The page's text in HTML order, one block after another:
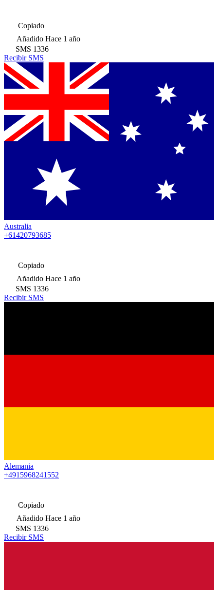
Copiado
Añadido Hace 1 año
SMS 1336
Recibir SMS
Australia
+61420793685
Copiado
Añadido Hace 1 año
SMS 1336
Recibir SMS
Alemania
+4915968241552
Copiado
Añadido Hace 1 año
SMS 1336
Recibir SMS